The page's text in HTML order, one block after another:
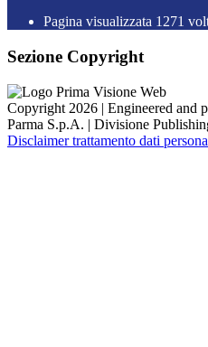
Pagina visualizzata 1271
Sezione Copyright
Copyright 2026 | Engineered and
Parma S.p.A. | Divisione
Disclaimer trattamento dati